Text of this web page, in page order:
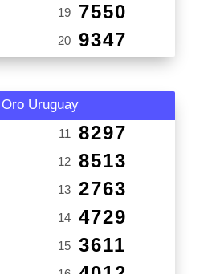
19 7550
20 9347
Oro Uruguay
11 8297
12 8513
13 2763
14 4729
15 3611